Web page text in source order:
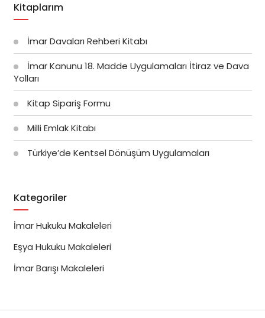
Kitaplarım
İmar Davaları Rehberi Kitabı
İmar Kanunu 18. Madde Uygulamaları İtiraz ve Dava
Yolları
Kitap Sipariş Formu
Milli Emlak Kitabı
Türkiye’de Kentsel Dönüşüm Uygulamaları
Kategoriler
İmar Hukuku Makaleleri
Eşya Hukuku Makaleleri
İmar Barışı Makaleleri